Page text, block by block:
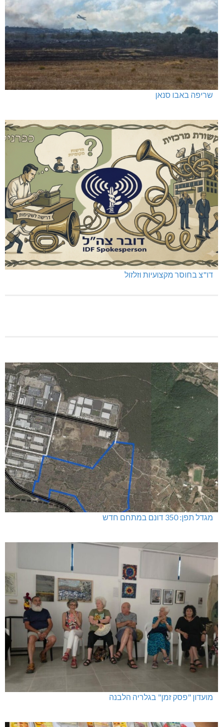
כפר ורדים: סברס למען הדמוקרטיה
דו"צ בחוסר מקצועיות וזלזול